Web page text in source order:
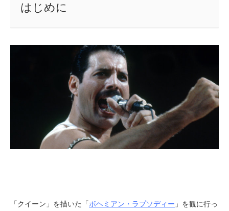
はじめに
「クイーン」を描いた「ボヘミアン・ラプソディー 」を観に行っ